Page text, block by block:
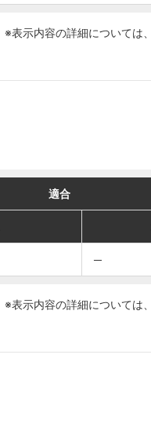
※表示内容の詳細については、
適合
─
適合
─
※表示内容の詳細については、